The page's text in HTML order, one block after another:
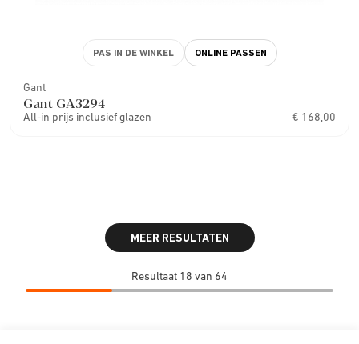
Gant
Gant GA3294
All-in prijs inclusief glazen € 168,00
PAS IN DE WINKEL ONLINE PASSEN
MEER RESULTATEN
Resultaat 18 van 64